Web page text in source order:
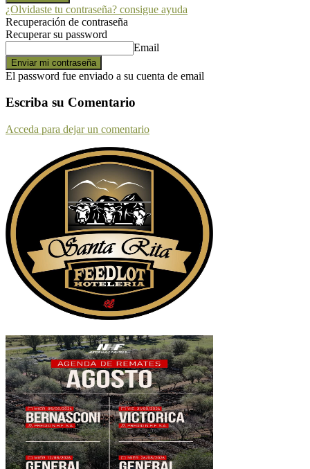
¿Olvidaste tu contraseña? consigue ayuda
Recuperación de contraseña
Recuperar su password
Email
El password fue enviado a su cuenta de email
Escriba su Comentario
Acceda para dejar un comentario